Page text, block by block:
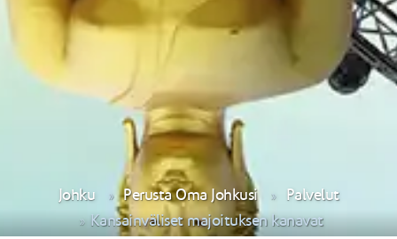
Johku Perusta Oma Johkusi
Palvelut
Kansainväliset majoituksen kanavat